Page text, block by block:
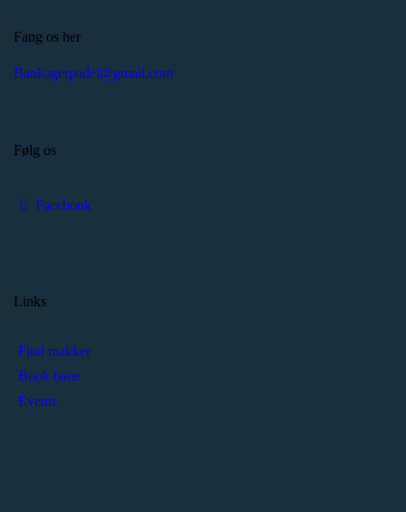
Fang os her
Bankagerpadel@gmail.com
Følg os
Facebook
Links
Find makker
Book bane
Events